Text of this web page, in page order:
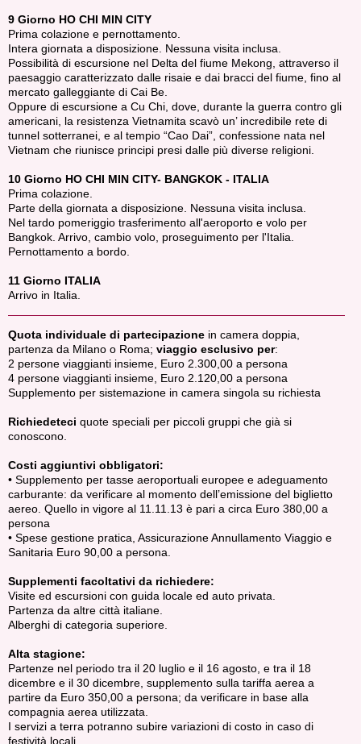
9 Giorno HO CHI MIN CITY
Prima colazione e pernottamento.
Intera giornata a disposizione. Nessuna visita inclusa.
Possibilità di escursione nel Delta del fiume Mekong, attraverso il
paesaggio caratterizzato dalle risaie e dai bracci del fiume, fino al
mercato galleggiante di Cai Be.
Oppure di escursione a Cu Chi, dove, durante la guerra contro gli
americani, la resistenza Vietnamita scavò un’ incredibile rete di
tunnel sotterranei, e al tempio “Cao Dai”, confessione nata nel
Vietnam che riunisce principi presi dalle più diverse religioni.
10 Giorno HO CHI MIN CITY- BANGKOK - ITALIA
Prima colazione.
Parte della giornata a disposizione. Nessuna visita inclusa.
Nel tardo pomeriggio trasferimento all'aeroporto e volo per
Bangkok. Arrivo, cambio volo, proseguimento per l'Italia.
Pernottamento a bordo.
11 Giorno ITALIA
Arrivo in Italia.
Quota individuale di partecipazione in camera doppia,
partenza da Milano o Roma; viaggio esclusivo per:
2 persone viaggianti insieme, Euro 2.300,00 a persona
4 persone viaggianti insieme, Euro 2.120,00 a persona
Supplemento per sistemazione in camera singola su richiesta
Richiedeteci quote speciali per piccoli gruppi che già si
conoscono.
Costi aggiuntivi obbligatori:
• Supplemento per tasse aeroportuali europee e adeguamento
carburante: da verificare al momento dell’emissione del biglietto
aereo. Quello in vigore al 11.11.13 è pari a circa Euro 380,00 a
persona
• Spese gestione pratica, Assicurazione Annullamento Viaggio e
Sanitaria Euro 90,00 a persona.
Supplementi facoltativi da richiedere:
Visite ed escursioni con guida locale ed auto privata.
Partenza da altre città italiane.
Alberghi di categoria superiore.
Alta stagione:
Partenze nel periodo tra il 20 luglio e il 16 agosto, e tra il 18
dicembre e il 30 dicembre, supplemento sulla tariffa aerea a
partire da Euro 350,00 a persona; da verificare in base alla
compagnia aerea utilizzata.
I servizi a terra potranno subire variazioni di costo in caso di
festività locali.